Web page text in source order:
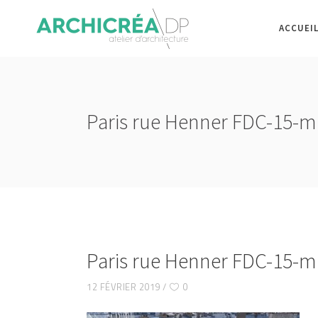
ACCUEIL
Paris rue Henner FDC-15-
Paris rue Henner FDC-15-
12 FÉVRIER 2019 0